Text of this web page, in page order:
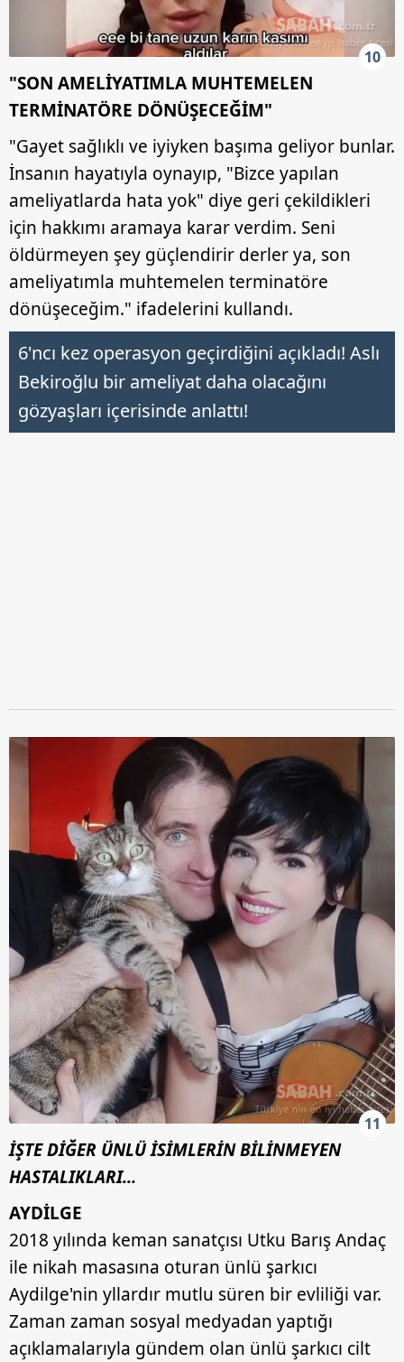
10
"SON AMELİYATIMLA MUHTEMELEN
TERMİNATÖRE DÖNÜŞECEĞİM"
"Gayet sağlıklı ve iyiyken başıma geliyor bunlar.
İnsanın hayatıyla oynayıp, "Bizce yapılan
ameliyatlarda hata yok" diye geri çekildikleri
için hakkımı aramaya karar verdim. Seni
öldürmeyen şey güçlendirir derler ya, son
ameliyatımla muhtemelen terminatöre
dönüşeceğim." ifadelerini kullandı.
6'ncı kez operasyon geçirdiğini açıkladı! Aslı
Bekiroğlu bir ameliyat daha olacağını
gözyaşları içerisinde anlattı!
11
İŞTE DİĞER ÜNLÜ İSİMLERİN BİLİNMEYEN
HASTALIKLARI...
AYDİLGE
2018 yılında keman sanatçısı Utku Barış Andaç
ile nikah masasına oturan ünlü şarkıcı
Aydilge'nin yllardır mutlu süren bir evliliği var.
Zaman zaman sosyal medyadan yaptığı
açıklamalarıyla gündem olan ünlü şarkıcı cilt